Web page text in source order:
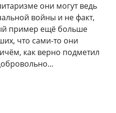
они могут ведь
войны и не факт,
пример ещё больше
что сами-то они
как верно подметил